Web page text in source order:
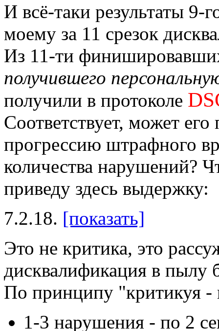
И всё-таки результаты 9-
моему за 11 срезок
Из 11-ти
получившего
получили в протоколе
Соответствует, может
прогрессию штрафного
количества нарушений?
приведу здесь выдержку:
7.2.18. [показать]
Это не критика, это
дисквалификация в пылу
По принципу "критикуя -
1-3 нарушения - по 2